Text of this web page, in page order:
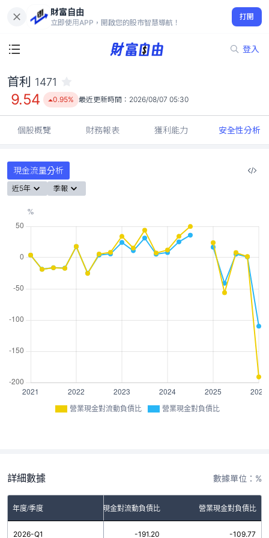
財富自由
立即使用APP，開啟您的股市智慧導航！
打開
登入
9.54
0.95%
首利 1471
9.54 0.95% 最近更新時間： 2026/08/07 05:30
個股概覽 財務報表 獲利能力 安全性分析
現金流量分析
近5年 季報
營業現金對流動負債比 營業現金對負債比
詳細數據 數據單位：%
年度/季度 營業現金對流動負債比 營業現金對負債比
2026-Q1 -191.20 -109.77